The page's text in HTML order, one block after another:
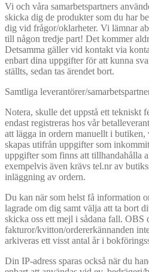
Vi och våra samarbetspartners
skicka dig de produkter som du har
dig vid frågor/oklarheter. Vi lämnar
till någon tredje part! Det kommer
Detsamma gäller vid kontakt via
enbart dina uppgifter för att kunna
ställts, sedan tas ärendet bort.
Samtliga leverantörer/
Notera, skulle det uppstå ett tekniskt
endast registreras hos vår
att lägga in ordern manuellt i butiken,
skapas utifrån uppgifter som
uppgifter som finns att tillhandahålla
exempelvis även krävs tel.nr av
inläggning av ordern.
Du kan när som helst få information
lagrade om dig samt välja att ta bort
skicka oss ett mejl i sådana fall. OBS
fakturor/kvitton/ordererkännanden
arkiveras ett visst antal år i
Din IP-adress sparas också när du